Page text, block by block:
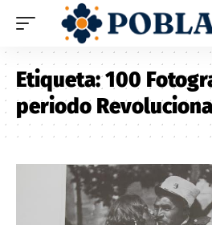
Etiqueta:100
periodo